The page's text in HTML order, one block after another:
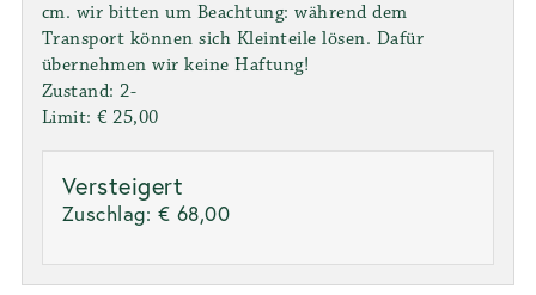
cm. wir bitten um Beachtung: während dem
Transport können sich Kleinteile lösen. Dafür
übernehmen wir keine Haftung!
Zustand: 2-
Limit: € 25,00
Versteigert
Zuschlag: € 68,00